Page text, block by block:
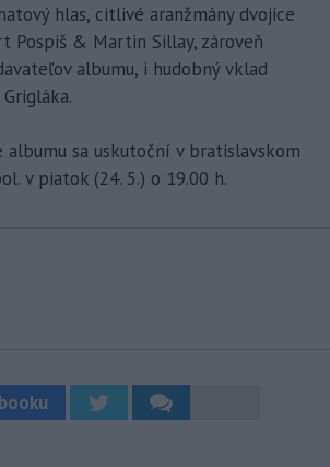
hlas, citlivé aranžmány dvojice
Pospiš & Martin Sillay, zároveň
albumu, i hudobný vklad
albumu sa uskutoční v bratislavskom
v piatok (24. 5.) o 19.00 h.